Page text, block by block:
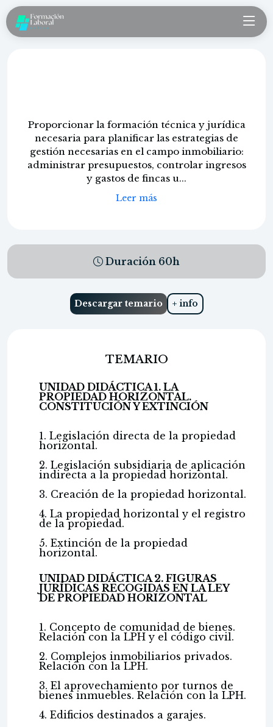
Proporcionar la formación técnica y jurídica
necesaria para planificar las estrategias de
gestión necesarias en el campo inmobiliario:
administrar presupuestos, controlar ingresos
y gastos de fincas u...
Leer más
Duración 60h
Descargar temario + info
TEMARIO
UNIDAD DIDÁCTICA 1. LA
PROPIEDAD HORIZONTAL.
CONSTITUCIÓN Y EXTINCIÓN
1. Legislación directa de la propiedad
horizontal.
2. Legislación subsidiaria de aplicación
indirecta a la propiedad horizontal.
3. Creación de la propiedad horizontal.
4. La propiedad horizontal y el registro
de la propiedad.
5. Extinción de la propiedad
horizontal.
UNIDAD DIDÁCTICA 2. FIGURAS
JURÍDICAS RECOGIDAS EN LA LEY
DE PROPIEDAD HORIZONTAL
1. Concepto de comunidad de bienes.
Relación con la LPH y el código civil.
2. Complejos inmobiliarios privados.
Relación con la LPH.
3. El aprovechamiento por turnos de
bienes inmuebles. Relación con la LPH.
4. Edificios destinados a garajes.